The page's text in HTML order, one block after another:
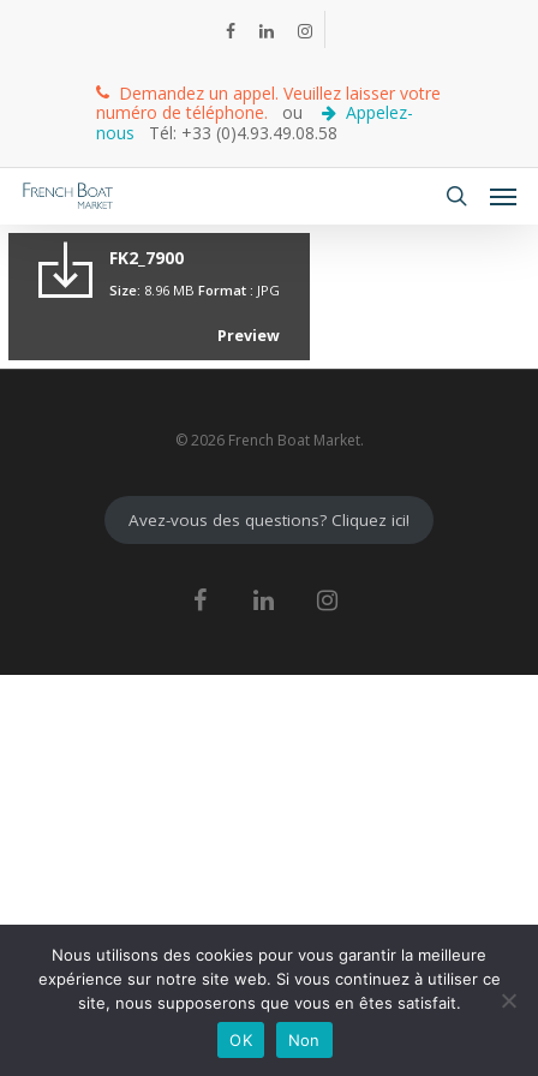
Demandez un appel. Veuillez laisser votre
numéro de téléphone. ou
Appelez-
nous
Tél: +33 (0)4.93.49.08.58
FK2_7900
Size: 8.96 MB Format : JPG
Preview
© 2026 French Boat Market.
Avez-vous des questions? Cliquez ici!
Nous utilisons des cookies pour vous garantir la meilleure
expérience sur notre site web. Si vous continuez à utiliser ce
site, nous supposerons que vous en êtes satisfait.
OK
Non